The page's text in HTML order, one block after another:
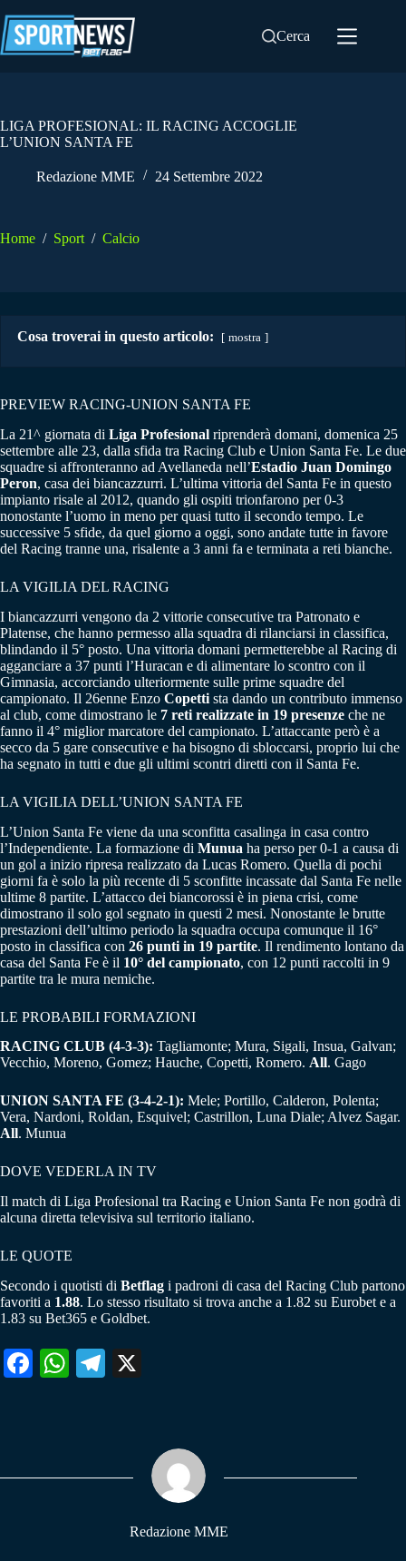
al
contenuto
Cerca
LIGA PROFESIONAL: IL RACING ACCOGLIE
L’UNION SANTA FE
Redazione MME 24 Settembre 2022
Home / Sport / Calcio
Cosa troverai in questo articolo: mostra
PREVIEW RACING-UNION SANTA FE
La 21^ giornata di Liga Profesional riprenderà domani, domenica 25
settembre alle 23, dalla sfida tra Racing Club e Union Santa Fe. Le due
squadre si affronteranno ad Avellaneda nell’Estadio Juan Domingo
Peron, casa dei biancazzurri. L’ultima vittoria del Santa Fe in questo
impianto risale al 2012, quando gli ospiti trionfarono per 0-3
nonostante l’uomo in meno per quasi tutto il secondo tempo. Le
successive 5 sfide, da quel giorno a oggi, sono andate tutte in favore
del Racing tranne una, risalente a 3 anni fa e terminata a reti bianche.
LA VIGILIA DEL RACING
I biancazzurri vengono da 2 vittorie consecutive tra Patronato e
Platense, che hanno permesso alla squadra di rilanciarsi in classifica,
blindando il 5° posto. Una vittoria domani permetterebbe al Racing di
agganciare a 37 punti l’Huracan e di alimentare lo scontro con il
Gimnasia, accorciando ulteriormente sulle prime squadre del
campionato. Il 26enne Enzo Copetti sta dando un contributo immenso
al club, come dimostrano le 7 reti realizzate in 19 presenze che ne
fanno il 4° miglior marcatore del campionato. L’attaccante però è a
secco da 5 gare consecutive e ha bisogno di sbloccarsi, proprio lui che
ha segnato in tutti e due gli ultimi scontri diretti con il Santa Fe.
LA VIGILIA DELL’UNION SANTA FE
L’Union Santa Fe viene da una sconfitta casalinga in casa contro
l’Independiente. La formazione di Munua ha perso per 0-1 a causa di
un gol a inizio ripresa realizzato da Lucas Romero. Quella di pochi
giorni fa è solo la più recente di 5 sconfitte incassate dal Santa Fe nelle
ultime 8 partite. L’attacco dei biancorossi è in piena crisi, come
dimostrano il solo gol segnato in questi 2 mesi. Nonostante le brutte
prestazioni dell’ultimo periodo la squadra occupa comunque il 16°
posto in classifica con 26 punti in 19 partite. Il rendimento lontano da
casa del Santa Fe è il 10° del campionato, con 12 punti raccolti in 9
partite tra le mura nemiche.
LE PROBABILI FORMAZIONI
RACING CLUB (4-3-3): Tagliamonte; Mura, Sigali, Insua, Galvan;
Vecchio, Moreno, Gomez; Hauche, Copetti, Romero. All. Gago
UNION SANTA FE (3-4-2-1): Mele; Portillo, Calderon, Polenta;
Vera, Nardoni, Roldan, Esquivel; Castrillon, Luna Diale; Alvez Sagar.
All. Munua
DOVE VEDERLA IN TV
Il match di Liga Profesional tra Racing e Union Santa Fe non godrà di
alcuna diretta televisiva sul territorio italiano.
LE QUOTE
Secondo i quotisti di Betflag i padroni di casa del Racing Club partono
favoriti a 1.88. Lo stesso risultato si trova anche a 1.82 su Eurobet e a
1.83 su Bet365 e Goldbet.
Fa W
pp
Te
m
Redazione MME